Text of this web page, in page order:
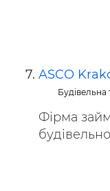
ASCO
Будівельна
Фірма